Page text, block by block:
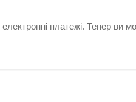
електронні платежі. Тепер ви